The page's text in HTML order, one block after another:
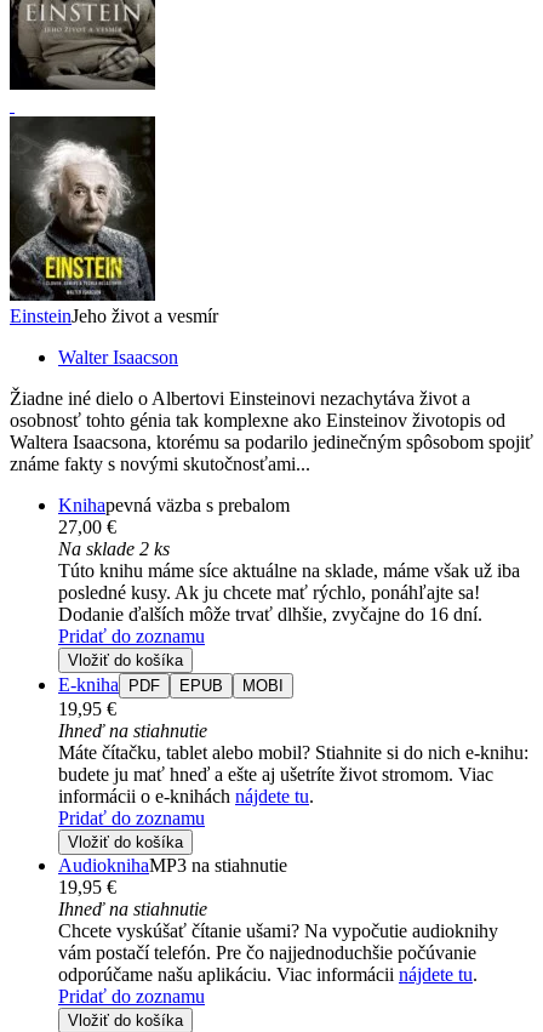
EinsteinJeho život a vesmír
Walter Isaacson
Žiadne iné dielo o Albertovi Einsteinovi nezachytáva život a
osobnosť tohto génia tak komplexne ako Einsteinov životopis od
Waltera Isaacsona, ktorému sa podarilo jedinečným spôsobom spojiť
známe fakty s novými skutočnosťami...
Knihapevná väzba s prebalom
27,00 €
Na sklade 2 ks
Túto knihu máme síce aktuálne na sklade, máme však už iba
posledné kusy. Ak ju chcete mať rýchlo, ponáhľajte sa!
Dodanie ďalších môže trvať dlhšie, zvyčajne do 16 dní.
Pridať do zoznamu
Vložiť do košíka
E-kniha PDF EPUB MOBI
19,95 €
Ihneď na stiahnutie
Máte čítačku, tablet alebo mobil? Stiahnite si do nich e-knihu:
budete ju mať hneď a ešte aj ušetríte život stromom. Viac
informácii o e-knihách nájdete tu.
Pridať do zoznamu
Vložiť do košíka
AudioknihaMP3 na stiahnutie
19,95 €
Ihneď na stiahnutie
Chcete vyskúšať čítanie ušami? Na vypočutie audioknihy
vám postačí telefón. Pre čo najjednoduchšie počúvanie
odporúčame našu aplikáciu. Viac informácii nájdete tu.
Pridať do zoznamu
Vložiť do košíka